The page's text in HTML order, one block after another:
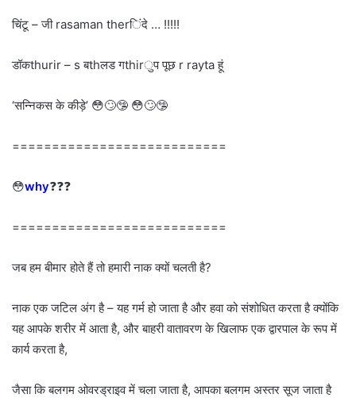
चिंटू – जी rasaman therिंदे … !!!!!
डॉकthurir – s बthलड गthirुप पूछ r rayta हूं
‘सन्निकस के कीड़े’ 😳🙄🤥 😳🙄🤥
===========================
😳why❓❓❓
===========================
जब हम बीमार होते हैं तो हमारी नाक क्यों चलती है?
नाक एक जटिल अंग है – यह गर्म हो जाता है और हवा को संशोधित करता है क्योंकि
यह आपके शरीर में आता है, और बाहरी वातावरण के खिलाफ एक द्वारपाल के रूप में
कार्य करता है,
जैसा कि बलगम ओवरड्राइव में चला जाता है, आपका बलगम अस्तर सूज जाता है